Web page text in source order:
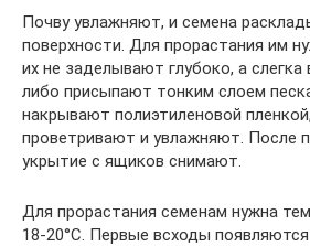
Почву увлажняют, и семена
поверхности. Для прорастания им
их не заделывают глубоко, а слегка
либо присыпают тонким слоем
накрывают полиэтиленовой
проветривают и увлажняют. После
укрытие с ящиков снимают.
Для прорастания семенам нужна
18-20°C. Первые всходы появляются